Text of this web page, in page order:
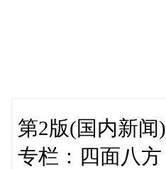
第2版(国内新闻)
专栏：四面八方